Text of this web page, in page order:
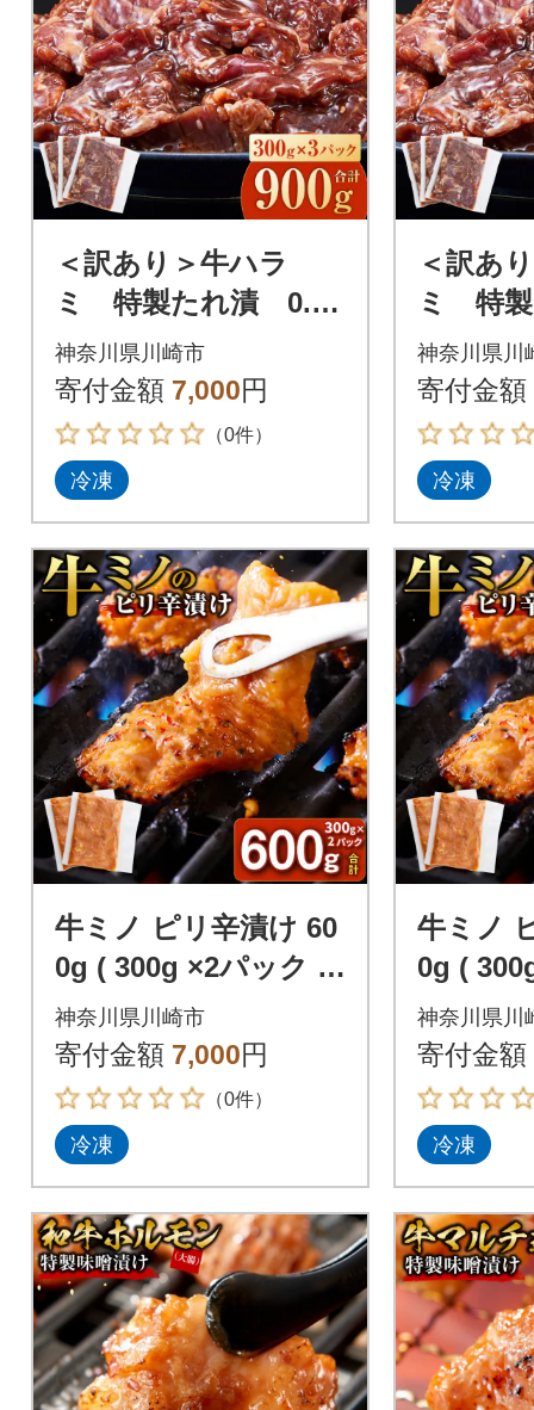
＜訳あり＞牛ハラ
ミ 特製たれ漬 0.9k
g【2026年9月発送】
神奈川県川崎市
寄付金額 7,000円
（0件）
冷凍
＜訳あ
ミ 特
g【2026
神奈川県川
寄付金額
冷凍
牛ミノ ピリ辛漬け 60
0g ( 300g ×2パック )
【2026年9月発送】
神奈川県川崎市
寄付金額 7,000円
（0件）
冷凍
牛ミノ
0g (
【2026
神奈川県川
寄付金額
冷凍